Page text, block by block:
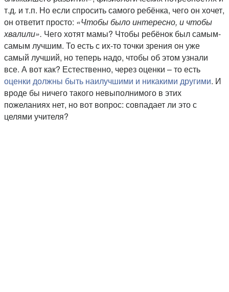
т.д. и т.п. Но если спросить самого ребёнка, чего он хочет,
он ответит просто: «Чтобы было интересно, и чтобы
хвалили». Чего хотят мамы? Чтобы ребёнок был самым-
самым лучшим. То есть с их-то точки зрения он уже
самый лучший, но теперь надо, чтобы об этом узнали
все. А вот как? Естественно, через оценки – то есть
оценки должны быть наилучшими и никакими другими. И
вроде бы ничего такого невыполнимого в этих
пожеланиях нет, но вот вопрос: совпадает ли это с
целями учителя?